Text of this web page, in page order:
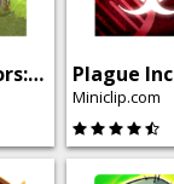
Orcs Warriors: Offline Tower Defense Plague Inc
Miniclip.com